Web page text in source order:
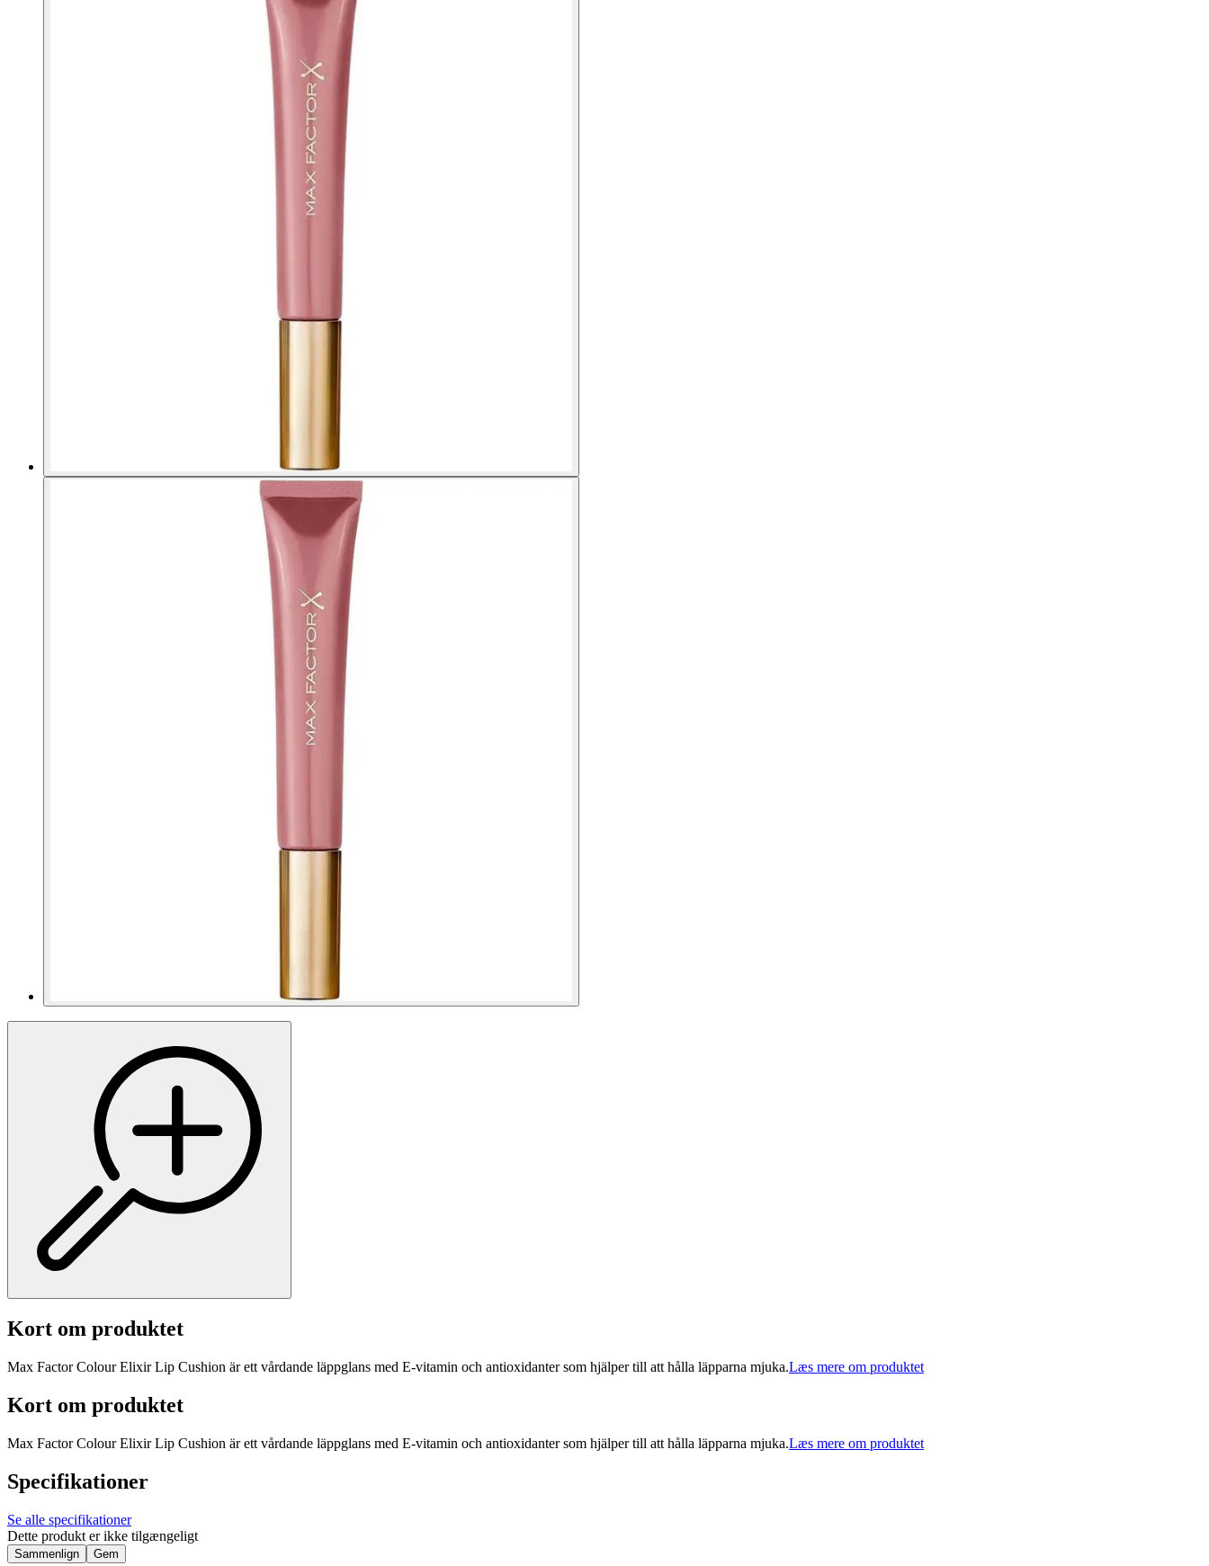
Kort om produktet
Max Factor Colour Elixir Lip Cushion är ett vårdande läppglans med E-vitamin och antioxidanter som hjälper till att hålla läpparna mjuka.Læs mere om produktet
Kort om produktet
Max Factor Colour Elixir Lip Cushion är ett vårdande läppglans med E-vitamin och antioxidanter som hjälper till att hålla läpparna mjuka.Læs mere om produktet
Specifikationer
Se alle specifikationer
Dette produkt er ikke tilgængeligt
Sammenlign Gem